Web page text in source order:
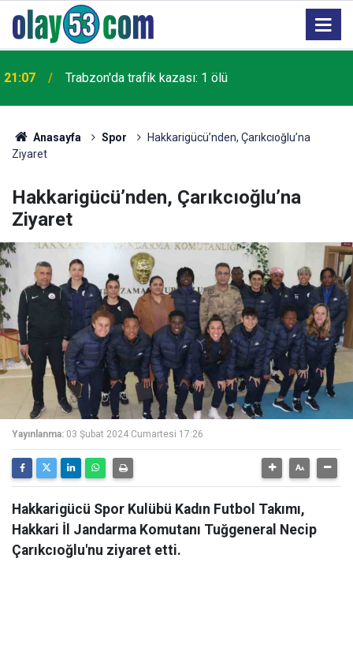
21:07 Trabzon'da trafik kazası: 1 ölü
Anasayfa Spor
Hakkarigücü’nden, Çarıkcıoğlu’na
Ziyaret
Hakkarigücü’nden, Çarıkcıoğlu’na
Ziyaret
Yayınlanma: 03 Şubat 2024 Cumartesi 17:26
Hakkarigücü Spor Kulübü Kadın Futbol Takımı,
Hakkari İl Jandarma Komutanı Tuğgeneral Necip
Çarıkcıoğlu'nu ziyaret etti.